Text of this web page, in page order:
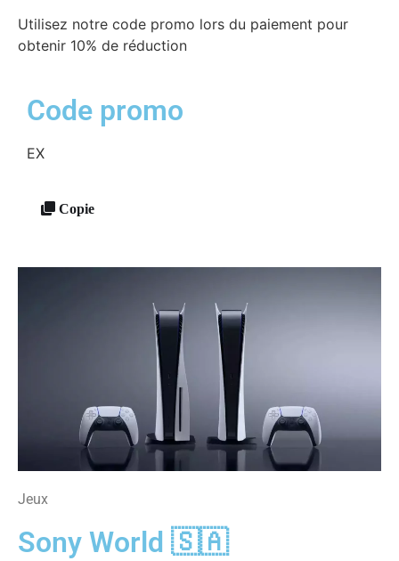
Utilisez notre code promo lors du paiement pour
obtenir 10% de réduction
Code promo
EX
Copie
Jeux
Sony World 🇸🇦